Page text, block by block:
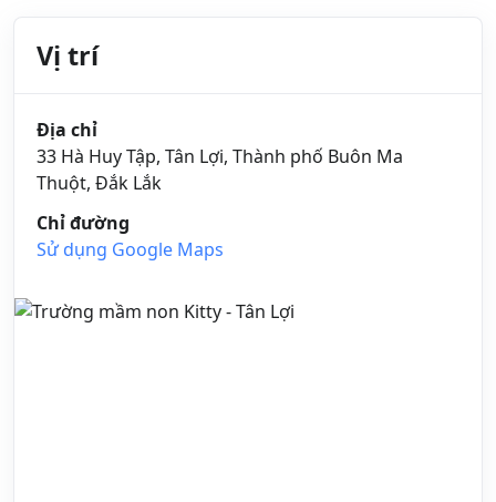
Vị trí
Địa chỉ
33 Hà Huy Tập, Tân Lợi, Thành phố Buôn Ma
Thuột, Đắk Lắk
Chỉ đường
Sử dụng Google Maps